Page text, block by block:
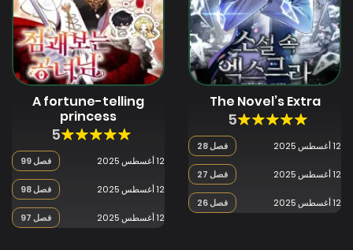
The Novel’s Extra
5
فصل 28 12 أغسطس 2025
فصل 27 12 أغسطس 2025
فصل 26 12 أغسطس 2025
A fortune-telling
princess
5
فصل 99 12 أغسطس 2025
فصل 98 12 أغسطس 2025
فصل 97 12 أغسطس 2025